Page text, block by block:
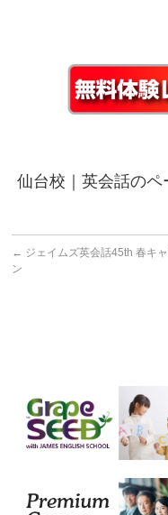
仙台校｜英会話のペ
← ジェイムズ英会話45th 春キ
ン